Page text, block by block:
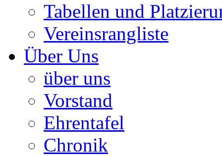
Tabellen und
Vereinsrangliste
Über Uns
über uns
Vorstand
Ehrentafel
Chronik